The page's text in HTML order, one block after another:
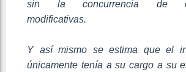
sin la concurrencia de
modificativas.
Y así mismo se estima que el
únicamente tenía a su cargo a su